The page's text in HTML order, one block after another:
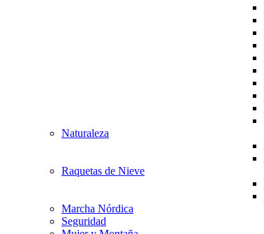
Naturaleza
Raquetas de Nieve
Marcha Nórdica
Seguridad